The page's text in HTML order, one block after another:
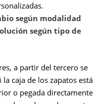
según modalidad
según tipo de
a partir del tercero se
caja de los zapatos está
o pegada directamente